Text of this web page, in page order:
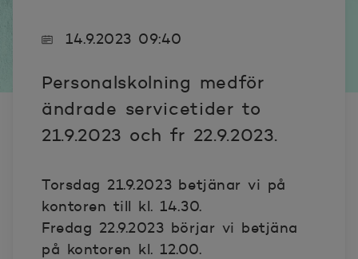
14.9.2023 09:40
Personalskolning medför
ändrade servicetider to
21.9.2023 och fr 22.9.2023.
Torsdag 21.9.2023 betjänar vi på
kontoren till kl. 14.30.
Fredag 22.9.2023 börjar vi betjäna
på kontoren kl. 12.00.